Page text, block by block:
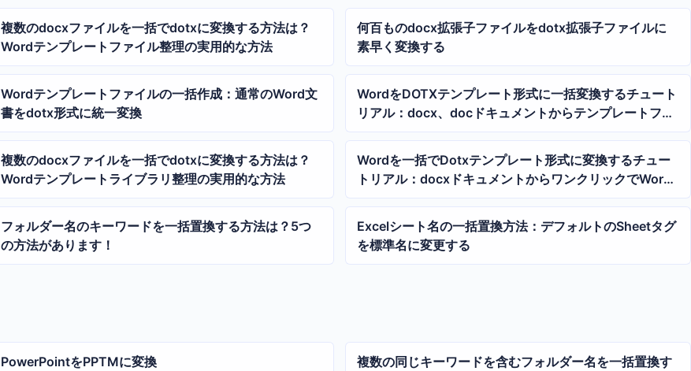
複数のdocxファイルを一括でdotxに変換する方法は？
Wordテンプレートファイル整理の実用的な方法
何百ものdocx拡張子ファイルをdotx拡張子ファイルに
素早く変換する
Wordテンプレートファイルの一括作成：通常のWord文
書をdotx形式に統一変換
WordをDOTXテンプレート形式に一括変換するチュート
リアル：docx、docドキュメントからテンプレートファ
イルをワンクリックで生成
複数のdocxファイルを一括でdotxに変換する方法は？
Wordテンプレートライブラリ整理の実用的な方法
Wordを一括でDotxテンプレート形式に変換するチュー
トリアル：docxドキュメントからワンクリックでWord
テンプレートを生成
フォルダー名のキーワードを一括置換する方法は？5つ
の方法があります！
Excelシート名の一括置換方法：デフォルトのSheetタグ
を標準名に変更する
PowerPointをPPTMに変換
複数の同じキーワードを含むフォルダー名を一括置換す